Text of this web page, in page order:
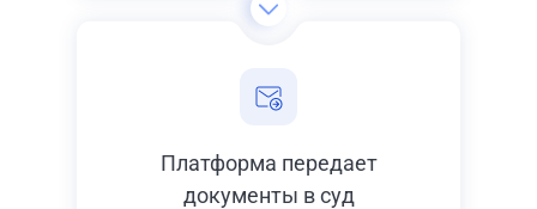
Платформа передает
документы в суд